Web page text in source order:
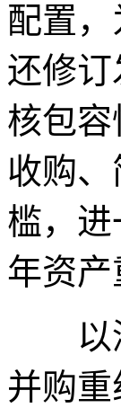
配置
还修
核包
收购
槛，
年资
以深
并购